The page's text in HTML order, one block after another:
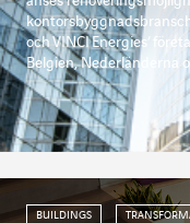
och VINCIEnergies
Belgien, Nederländerna
BUILDINGS